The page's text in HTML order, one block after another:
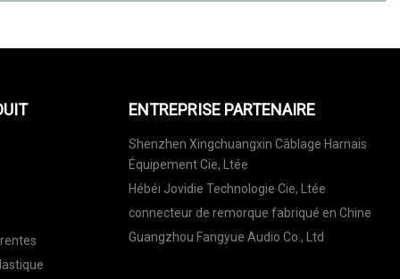
ENTREPRISE PARTENAIRE
Shenzhen Xingchuangxin Câblage Harnais
Équipement Cie, Ltée
Hébéi Jovidie Technologie Cie, Ltée
connecteur de remorque fabriqué en Chine
Guangzhou Fangyue Audio Co., Ltd